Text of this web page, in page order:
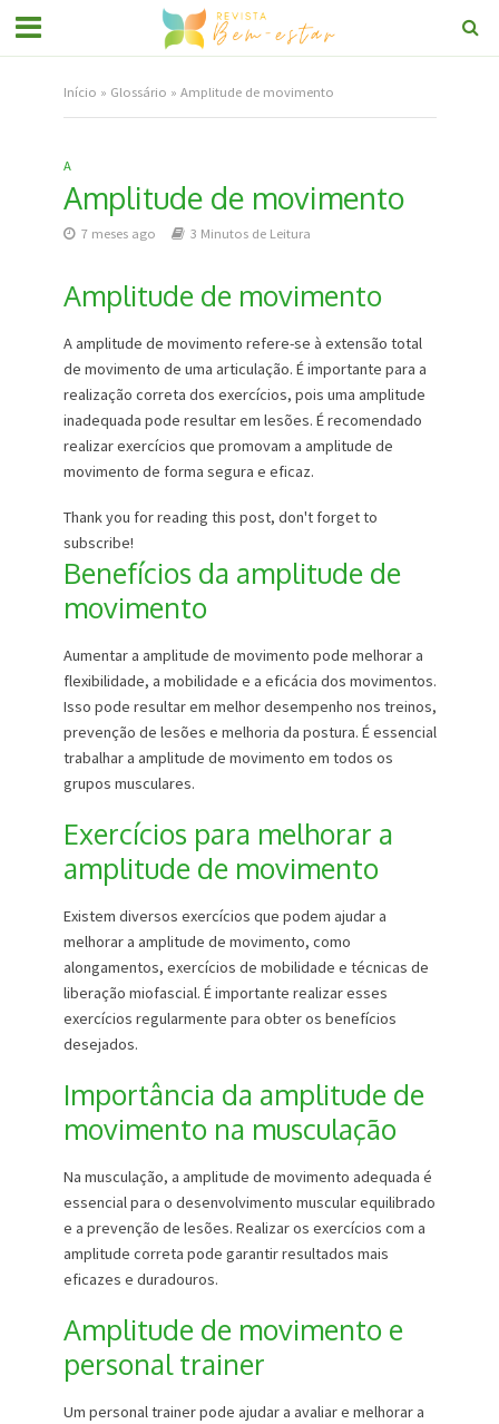
Início » Glossário » Amplitude de movimento
A
Amplitude de movimento
7 meses ago 3 Minutos de Leitura
Amplitude de movimento
A amplitude de movimento refere-se à extensão total
de movimento de uma articulação. É importante para a
realização correta dos exercícios, pois uma amplitude
inadequada pode resultar em lesões. É recomendado
realizar exercícios que promovam a amplitude de
movimento de forma segura e eficaz.
Thank you for reading this post, don't forget to
subscribe!
Benefícios da amplitude de
movimento
Aumentar a amplitude de movimento pode melhorar a
flexibilidade, a mobilidade e a eficácia dos movimentos.
Isso pode resultar em melhor desempenho nos treinos,
prevenção de lesões e melhoria da postura. É essencial
trabalhar a amplitude de movimento em todos os
grupos musculares.
Exercícios para melhorar a
amplitude de movimento
Existem diversos exercícios que podem ajudar a
melhorar a amplitude de movimento, como
alongamentos, exercícios de mobilidade e técnicas de
liberação miofascial. É importante realizar esses
exercícios regularmente para obter os benefícios
desejados.
Importância da amplitude de
movimento na musculação
Na musculação, a amplitude de movimento adequada é
essencial para o desenvolvimento muscular equilibrado
e a prevenção de lesões. Realizar os exercícios com a
amplitude correta pode garantir resultados mais
eficazes e duradouros.
Amplitude de movimento e
personal trainer
Um personal trainer pode ajudar a avaliar e melhorar a